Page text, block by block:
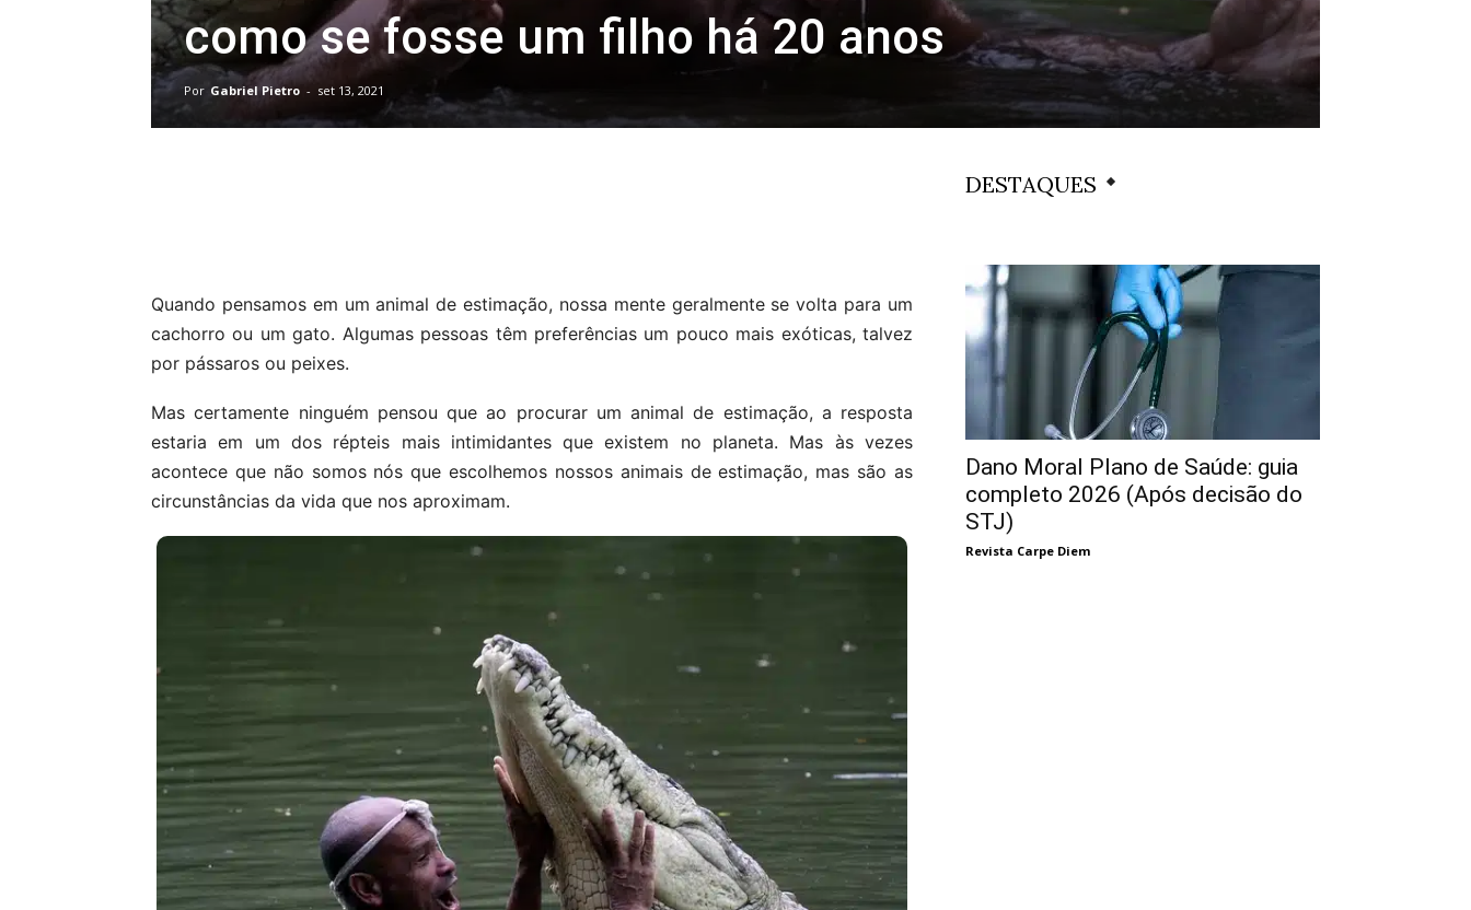
como se fosse um filho há 20 anos
Por Gabriel Pietro - set 13, 2021
Quando pensamos em um animal de estimação, nossa mente geralmente se volta para um
cachorro ou um gato. Algumas pessoas têm preferências um pouco mais exóticas, talvez
por pássaros ou peixes.
Mas certamente ninguém pensou que ao procurar um animal de estimação, a resposta
estaria em um dos répteis mais intimidantes que existem no planeta. Mas às vezes
acontece que não somos nós que escolhemos nossos animais de estimação, mas são as
circunstâncias da vida que nos aproximam.
DESTAQUES
Dano Moral Plano de Saúde: guia
completo 2026 (Após decisão do
STJ)
Revista Carpe Diem